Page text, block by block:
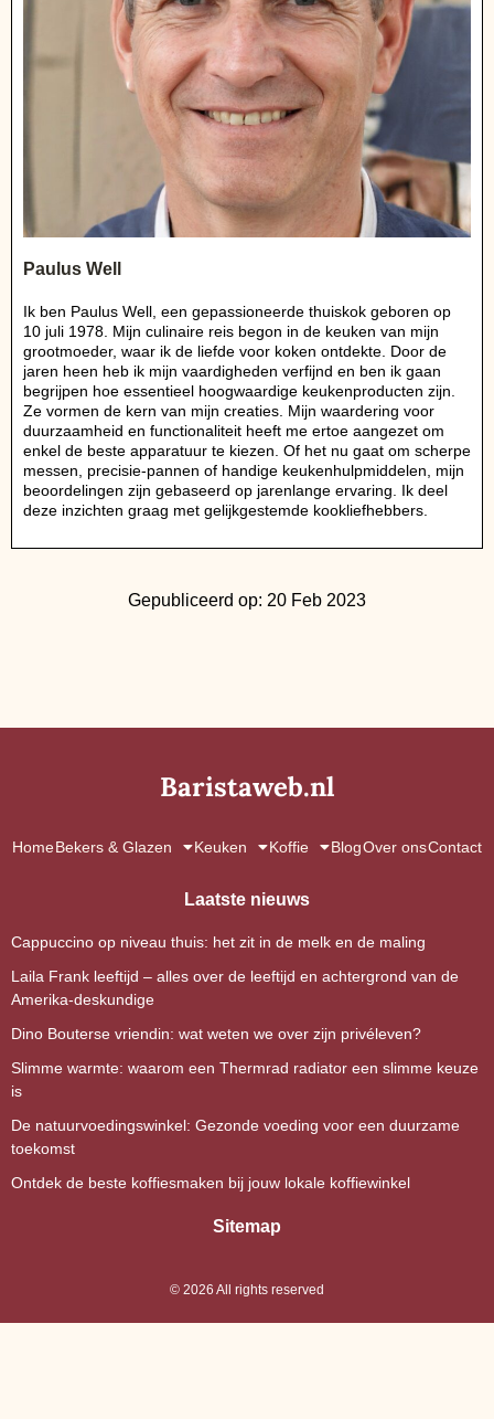
Paulus Well
Ik ben Paulus Well, een gepassioneerde thuiskok geboren op
10 juli 1978. Mijn culinaire reis begon in de keuken van mijn
grootmoeder, waar ik de liefde voor koken ontdekte. Door de
jaren heen heb ik mijn vaardigheden verfijnd en ben ik gaan
begrijpen hoe essentieel hoogwaardige keukenproducten zijn.
Ze vormen de kern van mijn creaties. Mijn waardering voor
duurzaamheid en functionaliteit heeft me ertoe aangezet om
enkel de beste apparatuur te kiezen. Of het nu gaat om scherpe
messen, precisie-pannen of handige keukenhulpmiddelen, mijn
beoordelingen zijn gebaseerd op jarenlange ervaring. Ik deel
deze inzichten graag met gelijkgestemde kookliefhebbers.
Gepubliceerd op: 20 Feb 2023
Baristaweb.nl
HomeBekers & Glazen Keuken Koffie BlogOver onsContact
Laatste nieuws
Cappuccino op niveau thuis: het zit in de melk en de maling
Laila Frank leeftijd – alles over de leeftijd en achtergrond van de
Amerika-deskundige
Dino Bouterse vriendin: wat weten we over zijn privéleven?
Slimme warmte: waarom een Thermrad radiator een slimme keuze
is
De natuurvoedingswinkel: Gezonde voeding voor een duurzame
toekomst
Ontdek de beste koffiesmaken bij jouw lokale koffiewinkel
Sitemap
© 2026 All rights reserved